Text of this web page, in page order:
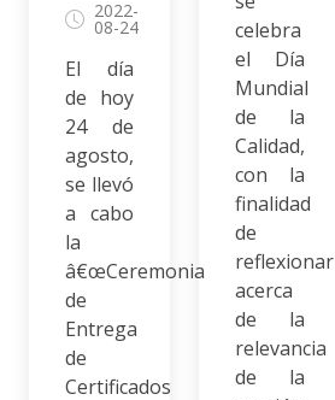
2022-
08-24
El día
de hoy
24 de
agosto,
se llevó
a cabo
la
â€œCeremonia
de
Entrega
de
Certificados
celebra
el Día
Mundial
de la
Calidad,
con la
finalidad
de
reflexionar
acerca
de la
relevancia
de la